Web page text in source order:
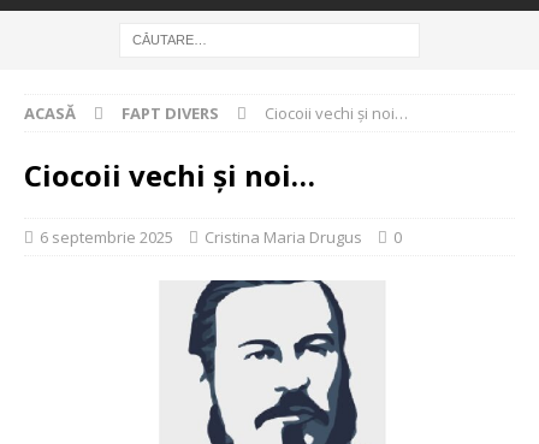
ACASĂ FAPT DIVERS Ciocoii vechi şi noi…
Ciocoii vechi şi noi…
6 septembrie 2025 Cristina Maria Drugus 0